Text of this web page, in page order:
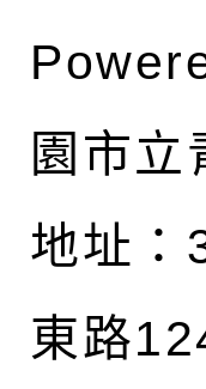
園市立
地址：
東路